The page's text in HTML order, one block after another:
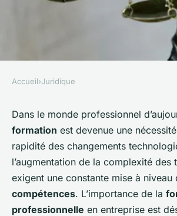
Comment structurer
de formation
en entreprise
la loi Avenir
• 3 avril 2024
Accueil›Juridique
Dans le monde professionnel
formation est devenue une
rapidité des changements
l’augmentation de la complexité des
exigent une constante mise à niveau
compétences. L’importance de la
professionnelle en entreprise est